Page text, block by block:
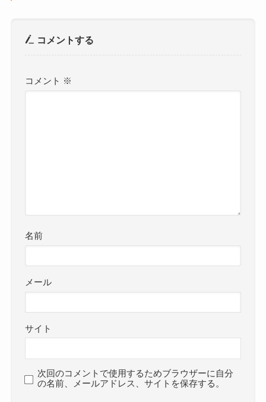
コメントする
コメント ※
名前
メール
サイト
次回のコメントで使用するためブラウザーに自分
の名前、メールアドレス、サイトを保存する。